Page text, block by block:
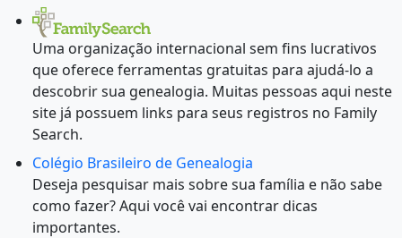
Uma organização internacional sem fins lucrativos
que oferece ferramentas gratuitas para ajudá-lo a
descobrir sua genealogia. Muitas pessoas aqui neste
site já possuem links para seus registros no Family
Search.
Colégio Brasileiro de Genealogia
Deseja pesquisar mais sobre sua família e não sabe
como fazer? Aqui você vai encontrar dicas
importantes.